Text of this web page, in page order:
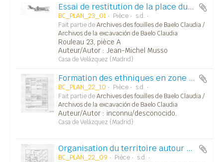
Essai de restitution de la place du forum, avec vue sur le macellum et les trois temples du capitole.
BC_PLAN_23_01 Pièce
s.d.
Fait partie deArchives des fouilles de Baelo Claudia /
Archivos de la excavación de Baelo Claudia
Rouleau 23, pièce A
Auteur/Autor : Jean-Michel Musso
Casa de Velázquez (Madrid)
Formation des ethniques en zone ibère (fig. 5).
BC_PLAN_22_10 Pièce
s.d.
Fait partie deArchives des fouilles de Baelo Claudia /
Archivos de la excavación de Baelo Claudia
Auteur/Autor : inconnu/desconocido.
Casa de Velázquez (Madrid)
Organisation du territoire autour de San-Antonio-de-Calaceite aux VIe-Ve siècles avant JC (fig.6).
BC_PLAN_22_09 Pièce
s.d.